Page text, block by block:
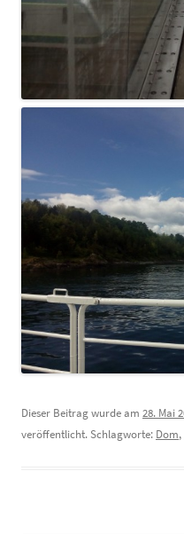
Dieser Beitrag wurde am 28. Mai
veröffentlicht. Schlagworte: Dom,